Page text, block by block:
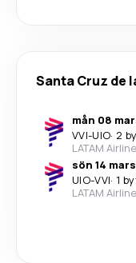
Santa Cruz de
mån 08
VVI-UIO· 2
LATAM
sön 14 mars
UIO-VVI· 1
LATAM